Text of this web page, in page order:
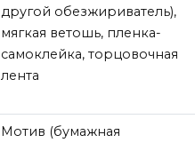
другой обезжириватель),
мягкая ветошь, пленка-
самоклейка, торцовочная
лента
Мотив (бумажная